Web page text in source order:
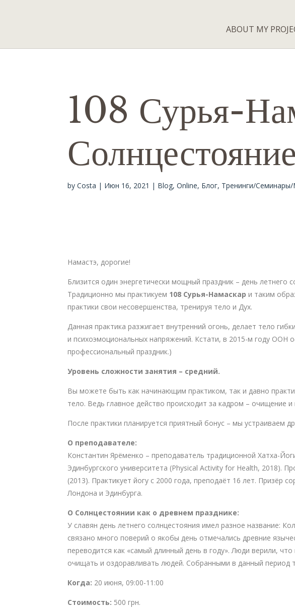
ABOUT MY
108 Сурья-
Солнцестояние
byCosta | Июн 16, 2021 | Blog,Online, Блог, Тренинги/
Намастэ, дорогие!
Близится один энергетически мощный праздник – день летнего
Традиционно мы практикуем 108 Сурья-Намаскар и таким
практики свои несовершенства, тренируя тело и Дух.
Данная практика разжигает внутренний огонь, делает тело
и психоэмоциональных напряжений. Кстати, в 2015-м году ООН
профессиональный праздник.)
Уровень сложности занятия – средний.
Вы можете быть как начинающим практиком, так и давно
тело. Ведь главное действо происходит за кадром – очищение и
После практики планируется приятный бонус – мы устраиваем
О преподавателе:
Константин Ярёменко – преподаватель традиционной Хатха-
Эдинбургского университета (Physical Activity for Health, 2018).
(2013). Практикует йогу с 2000 года, преподаёт 16 лет. Призёр
Лондона и Эдинбурга.
О Солнцестоянии как о древнем празднике:
У славян день летнего солнцестояния имел разное название:
связано много поверий о якобы день отмечались древние
переводится как «самый длинный день в году». Люди верили,
очищать и оздоравливать людей. Собранными в данный период
Когда: 20 июня, 09:00-11:00
Стоимость: 500 грн.